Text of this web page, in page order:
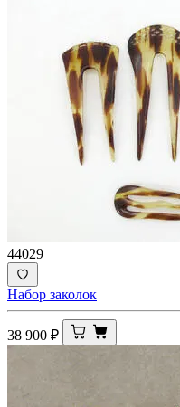
44029
Набор заколок
38 900 ₽